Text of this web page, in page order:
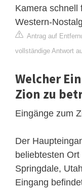
Kamera schnell
Western-
Antrag auf
vollständige Antwort
Welcher
Zion zu
Eingänge zum
Der
beliebtesten
Springdale,
Eingang